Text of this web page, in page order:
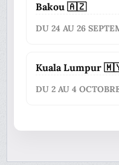
Bakou 🇦🇿
DU 24 AU 26
Kuala Lumpur
DU 2 AU 4